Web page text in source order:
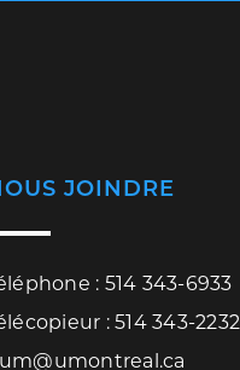
JOINDRE
: 514 343-6933
: 514 343-2232